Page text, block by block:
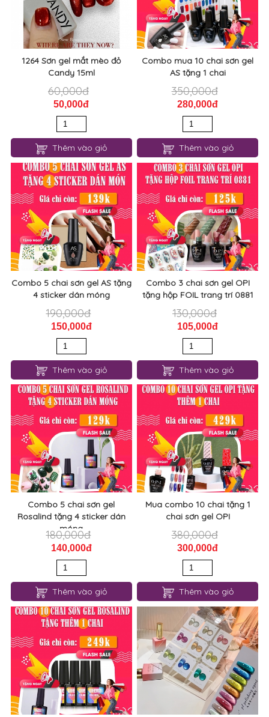
1264 Sơn gel mắt mèo đỏ
Candy 15ml
60,000đ
50,000đ
Thêm vào giỏ
Combo mua 10 chai sơn gel
AS tặng 1 chai
350,000đ
280,000đ
Thêm vào giỏ
Combo 5 chai sơn gel AS tặng
4 sticker dán móng
190,000đ
150,000đ
Thêm vào giỏ
Combo 3 chai sơn gel OPI
tặng hộp FOIL trang trí 0881
130,000đ
105,000đ
Thêm vào giỏ
Combo 5 chai sơn gel
Rosalind tặng 4 sticker dán
móng
180,000đ
140,000đ
Thêm vào giỏ
Mua combo 10 chai tặng 1
chai sơn gel OPI
380,000đ
300,000đ
Thêm vào giỏ